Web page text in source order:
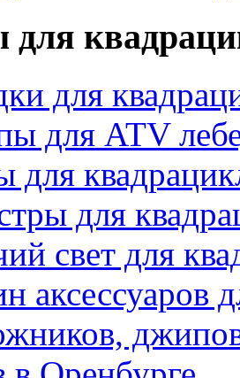
для
для
для ATV
для
для
свет для